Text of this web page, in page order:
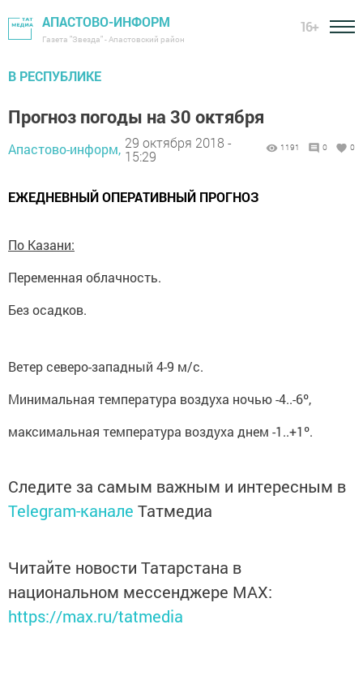
АПАСТОВО-ИНФОРМ
Газета "Звезда" - Апастовский район
16+
В РЕСПУБЛИКЕ
Прогноз погоды на 30 октября
Апастово-информ, 29 октября 2018 -
15:29
1191 0 0
ЕЖЕДНЕВНЫЙ ОПЕРАТИВНЫЙ ПРОГНОЗ
По Казани:
Переменная облачность.
Без осадков.
Ветер северо-западный 4-9 м/с.
Минимальная температура воздуха ночью -4..-6º,
максимальная температура воздуха днем -1..+1º.
Следите за самым важным и интересным в
Telegram-канале Татмедиа
Читайте новости Татарстана в
национальном мессенджере MАХ:
https://max.ru/tatmedia